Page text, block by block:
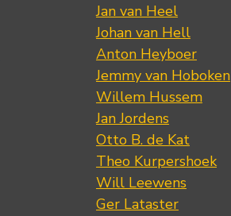
Jan van Heel
Johan van Hell
Anton Heyboer
Jemmy van Hoboken
Willem Hussem
Jan Jordens
Otto B. de Kat
Theo Kurpershoek
Will Leewens
Ger Lataster